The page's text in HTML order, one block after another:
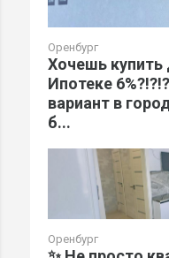
Оренбург
Хочешь
Ипотеке
вариант в
б...
Оренбург